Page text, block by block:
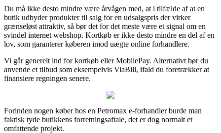
Du må ikke desto mindre være årvågen med, at i tilfælde af at en
butik udbyder produkter til salg for en udsalgspris der virker
grænseløst attraktiv, så bør det for det meste være et signal om en
svindel internet webshop. Kortkøb er ikke desto mindre en del af en
lov, som garanterer køberen imod uægte online forhandlere.
Vi går generelt ind for kortkøb eller MobilePay. Alternativt bør du
anvende et tilbud som eksempelvis ViaBill, ifald du foretrækker at
finansiere regningen senere.
Forinden nogen køber hos en Petromax e-forhandler burde man
faktisk tyde butikkens forretningsaftale, det er dog normalt et
omfattende projekt.